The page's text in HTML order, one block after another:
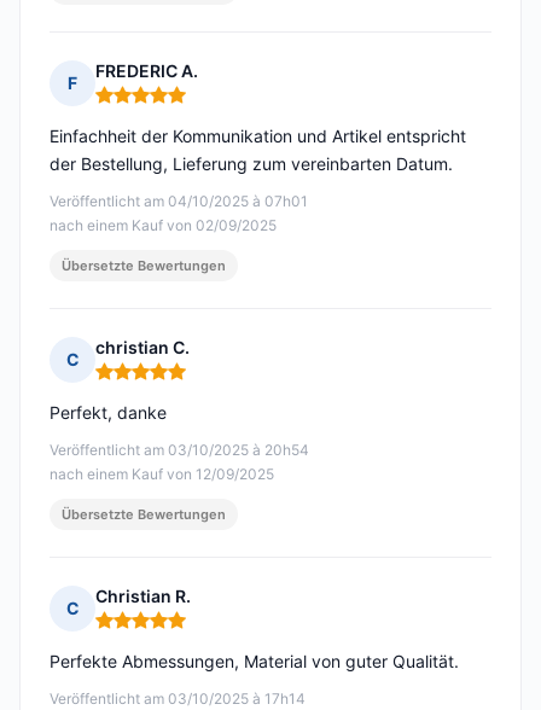
F
FREDERIC A.
Hinweis: 5 von 5
Veröffentlicht am 04/10/2025 à 07h01
nach einem Kauf von 02/09/2025
Einfachheit der Kommunikation und Artikel entspricht
der Bestellung, Lieferung zum vereinbarten Datum.
Übersetzte Bewertungen
C
christian C.
Hinweis: 5 von 5
Veröffentlicht am 03/10/2025 à 20h54
nach einem Kauf von 12/09/2025
Perfekt, danke
Übersetzte Bewertungen
C
Christian R.
Hinweis: 5 von 5
Veröffentlicht am 03/10/2025 à 17h14
Perfekte Abmessungen, Material von guter Qualität.